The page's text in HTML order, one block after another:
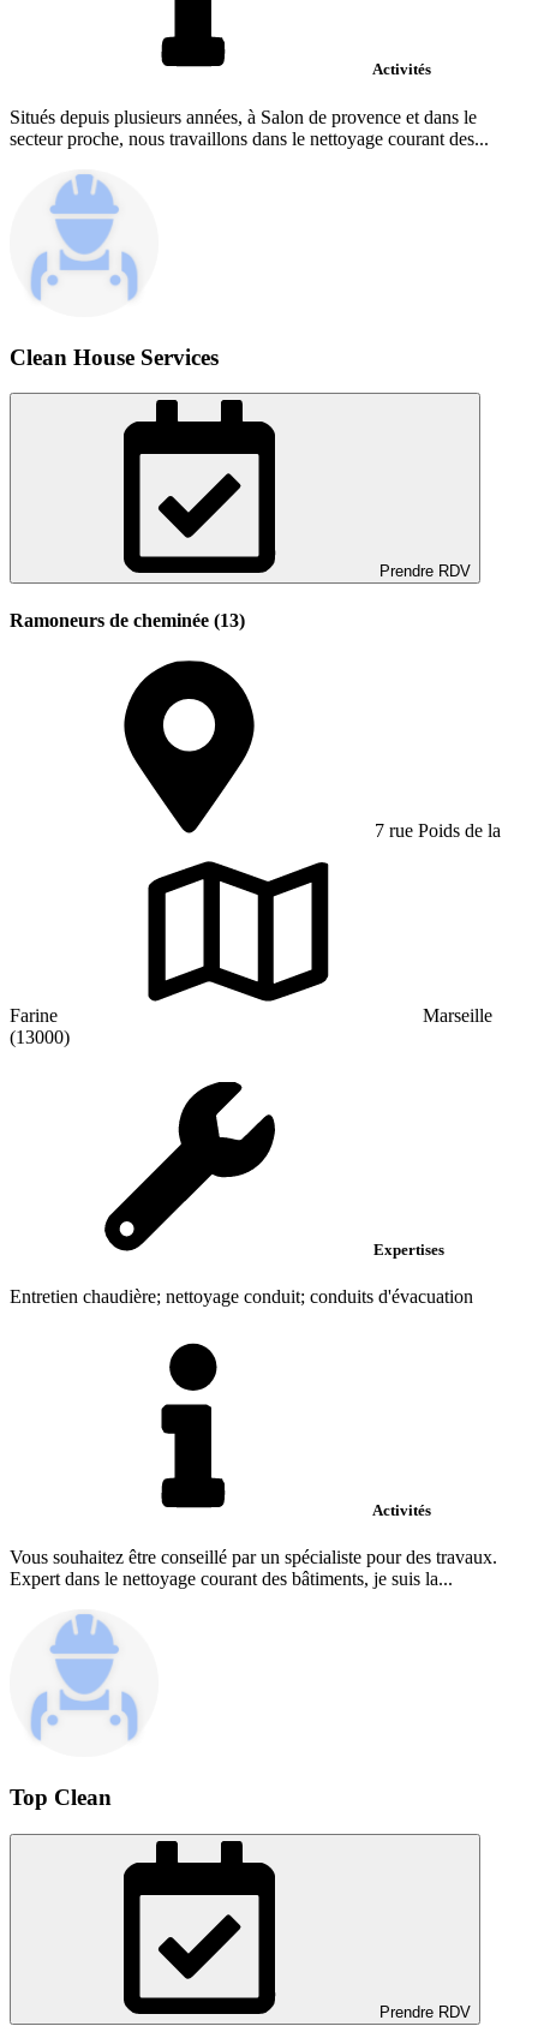
Activités
Situés depuis plusieurs années, à Salon de provence et dans le
secteur proche, nous travaillons dans le nettoyage courant des...
Clean House Services
Prendre RDV
Ramoneurs de cheminée (13)
7 rue Poids de la
Farine
Marseille
(13000)
Expertises
Entretien chaudière; nettoyage conduit; conduits d'évacuation
Activités
Vous souhaitez être conseillé par un spécialiste pour des travaux.
Expert dans le nettoyage courant des bâtiments, je suis la...
Top Clean
Prendre RDV